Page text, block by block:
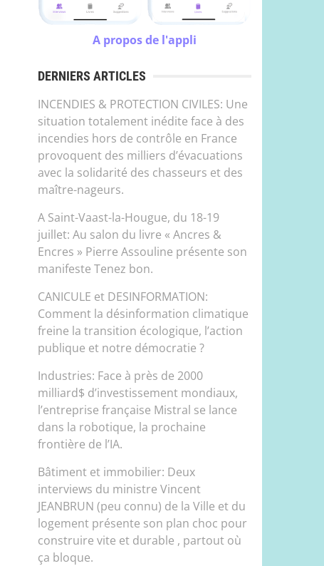
A propos de l'appli
DERNIERS ARTICLES
INCENDIES & PROTECTION CIVILES: Une
situation totalement inédite face à des
incendies hors de contrôle en France
provoquent des milliers d’évacuations
avec la solidarité des chasseurs et des
maître-nageurs.
A Saint-Vaast-la-Hougue, du 18-19
juillet: Au salon du livre « Ancres &
Encres » Pierre Assouline présente son
manifeste Tenez bon.
CANICULE et DESINFORMATION:
Comment la désinformation climatique
freine la transition écologique, l’action
publique et notre démocratie ?
Industries: Face à près de 2000
milliard$ d’investissement mondiaux,
l’entreprise française Mistral se lance
dans la robotique, la prochaine
frontière de l’IA.
Bâtiment et immobilier: Deux
interviews du ministre Vincent
JEANBRUN (peu connu) de la Ville et du
logement présente son plan choc pour
construire vite et durable , partout où
ça bloque.